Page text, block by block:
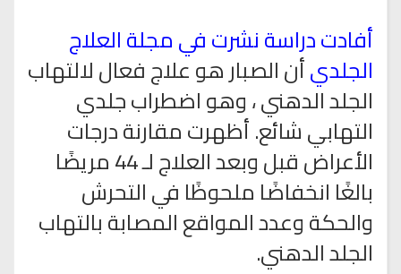
أفادت دراسة نشرت في مجلة العلاج
الجلديأن الصبار هو علاج فعال لالتهاب
الجلد الدهني ، وهو اضطراب جلدي
التهابي شائع. أظهرت مقارنة درجات
الأعراض قبل وبعد العلاج لـ 44 مريضًا
بالغًا انخفاضًا ملحوظًا في التحرش
والحكة وعدد المواقع المصابة بالتهاب
الجلد الدهني.